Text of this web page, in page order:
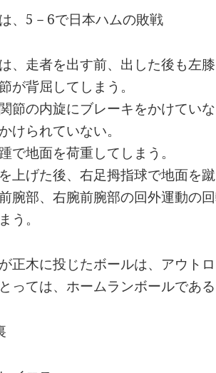
、5－6で日本ハムの敗戦
、走者を出す前、出した後も左
が背屈してしまう。
節の内旋にブレーキをかけてい
けられていない。
で地面を荷重してしまう。
上げた後、右足拇指球で地面を
腕部、右腕前腕部の回外運動の
う。
正木に投じたボールは、アウト
っては、ホームランボールであ